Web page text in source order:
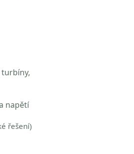
turbíny,
napětí
řešení)